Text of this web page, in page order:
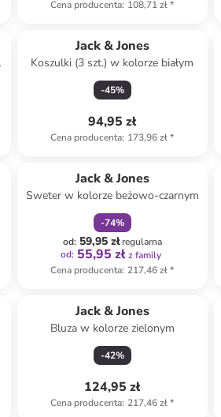
Cena producenta: 108,71 zł*
Jack & Jones
Koszulki (3 szt.) w kolorze białym
-45%
94,95 zł
Cena producenta: 173,96 zł*
Jack & Jones
Sweter w kolorze beżowo-czarnym
-74%
od: 59,95 złregularna
od: 55,95 zł z family
Cena producenta: 217,46 zł*
Jack & Jones
Bluza w kolorze zielonym
-42%
124,95 zł
Cena producenta: 217,46 zł*